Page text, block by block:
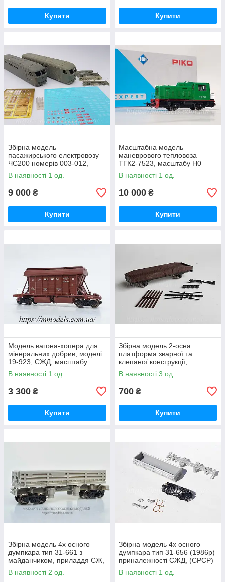
Купити Купити
Збірна модель
пасажирського електровозу
ЧС200 номерів 003-012,
масштабу 1/87,16.5мм
В наявності 1 од.
9 000 ₴
Купити
Масштабна модель
маневрового тепловоза
ТГК2-7523, масштабу Н0
1:87, PIKO 52747
В наявності 1 од.
10 000 ₴
Купити
Модель вагона-хопера для
мінеральних добрив, моделі
19-923, СЖД, масштабу
H0,1/87
В наявності 1 од.
3 300 ₴
Купити
Збірна модель 2-осна
платформа зварної та
клепаної конструкції,
вантажність 20 т, епоха СЖ,
H0,1/8
В наявності 3 од.
700 ₴
Купити
Збірна модель 4х осного
думпкара тип 31-661 з
майданчиком, приладдя СЖ,
(CCCР) масштабу 1:87, H0
В наявності 2 од.
Збірна модель 4х осного
думпкара тип 31-656 (1986р)
приналежності СЖД, (СРСР)
масштабу 1:87, H0
В наявності 1 од.